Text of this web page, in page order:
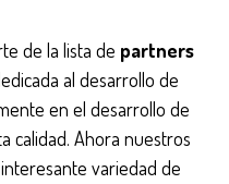
de la lista de partners
al desarrollo de
en el desarrollo de
calidad. Ahora nuestros
variedad de